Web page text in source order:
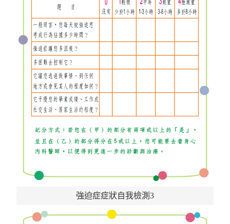
強迫症症狀自我檢測3